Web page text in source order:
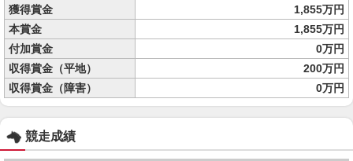
獲得賞金
1,855万円
本賞金
1,855万円
付加賞金
0万円
収得賞金（平地）
200万円
収得賞金（障害）
0万円
競走成績